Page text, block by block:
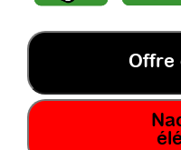
Offre